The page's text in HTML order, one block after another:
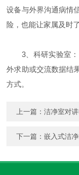
设备与外界沟通病情
险，也能让家属及时
3、科研实验室：
外求助或交流数据结
方式。
上一篇：洁净室对讲
下一篇：嵌入式洁净